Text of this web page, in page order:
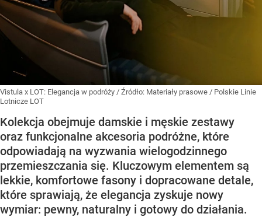
Vistula x LOT: Elegancja w podróży / Źródło: Materiały prasowe / Polskie Linie
Lotnicze LOT
Kolekcja obejmuje damskie i męskie zestawy
oraz funkcjonalne akcesoria podróżne, które
odpowiadają na wyzwania wielogodzinnego
przemieszczania się. Kluczowym elementem są
lekkie, komfortowe fasony i dopracowane detale,
które sprawiają, że elegancja zyskuje nowy
wymiar: pewny, naturalny i gotowy do działania.